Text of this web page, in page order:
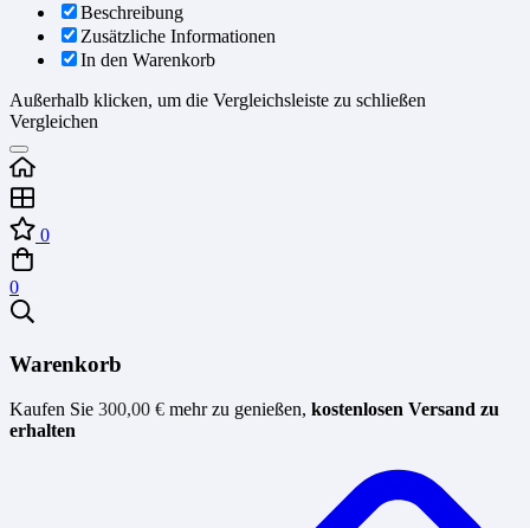
Beschreibung
Zusätzliche Informationen
In den Warenkorb
Außerhalb klicken, um die Vergleichsleiste zu schließen
Vergleichen
0
0
Warenkorb
Kaufen Sie 300,00 € mehr zu genießen, kostenlosen Versand zu
erhalten